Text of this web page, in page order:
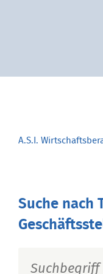
A.S.I.
Suche nach